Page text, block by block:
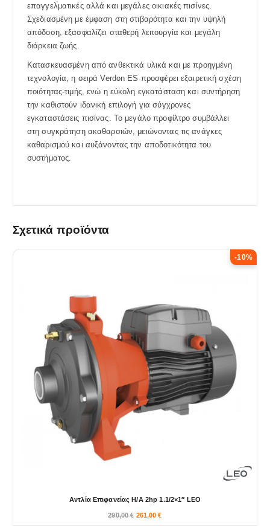
επαγγελματικές αλλά και μεγάλες οικιακές πισίνες.
Σχεδιασμένη με έμφαση στη στιβαρότητα και την υψηλή
απόδοση, εξασφαλίζει σταθερή λειτουργία και μεγάλη
διάρκεια ζωής.
Κατασκευασμένη από ανθεκτικά υλικά και με προηγμένη
τεχνολογία, η σειρά Verdon ES προσφέρει εξαιρετική σχέση
ποιότητας-τιμής, ενώ η εύκολη εγκατάσταση και συντήρηση
την καθιστούν ιδανική επιλογή για σύγχρονες
εγκαταστάσεις πισίνας. Το μεγάλο προφίλτρο συμβάλλει
στη συγκράτηση ακαθαρσιών, μειώνοντας τις ανάγκες
καθαρισμού και αυξάνοντας την αποδοτικότητα του
συστήματος.
Σχετικά προϊόντα
-10%
Αντλία Επιφανείας H/A 2hp 1.1/2×1″ LEO
290,00€ 261,00€